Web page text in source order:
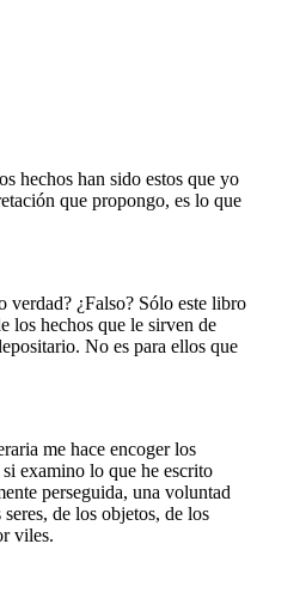
hechos han sido estos que yo
que propongo, es lo que
verdad? ¿Falso? Sólo este libro
los hechos que le sirven de
No es para ellos que
me hace encoger los
examino lo que he escrito
perseguida, una voluntad
de los objetos, de los
viles.